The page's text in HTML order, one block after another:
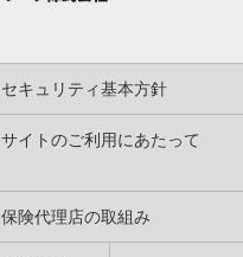
セキュリティ基本方針
サイトのご利用にあたって
保険代理店の取組み